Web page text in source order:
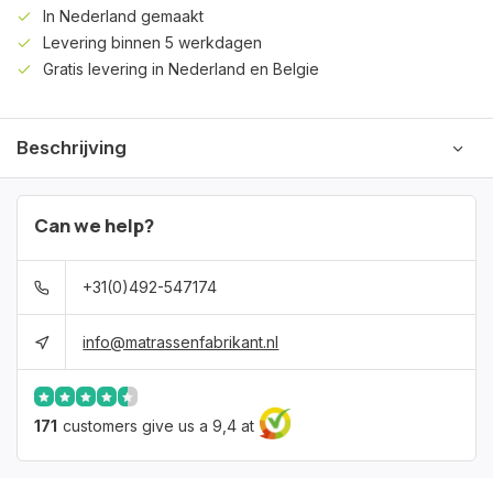
In Nederland gemaakt
Levering binnen 5 werkdagen
Gratis levering in Nederland en Belgie
Beschrijving
Can we help?
+31(0)492-547174
info@matrassenfabrikant.nl
171 customers give us a 9,4 at